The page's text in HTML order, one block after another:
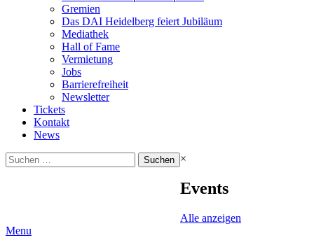
Gremien
Das DAI Heidelberg feiert Jubiläum
Mediathek
Hall of Fame
Vermietung
Jobs
Barrierefreiheit
Newsletter
Tickets
Kontakt
News
Suchen
nach:
×
Events
Alle anzeigen
Menu